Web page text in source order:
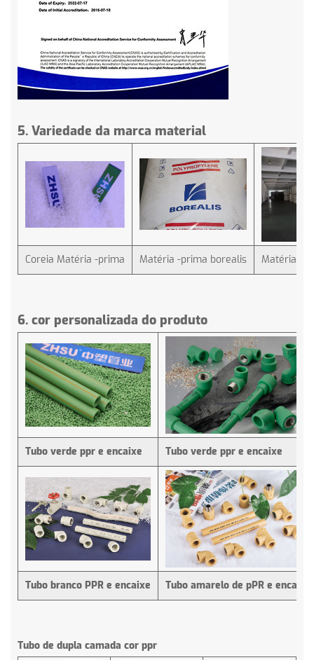
5. Variedade da marca material
Coreia Matéria -prima Matéria -prima borealis Matéria -
6. cor personalizada do produto
Tubo verde ppr e encaixe Tubo verde ppr e encaixe
Tubo branco PPR e encaixe Tubo amarelo de pPR e encaixe
Tubo de dupla camada cor ppr